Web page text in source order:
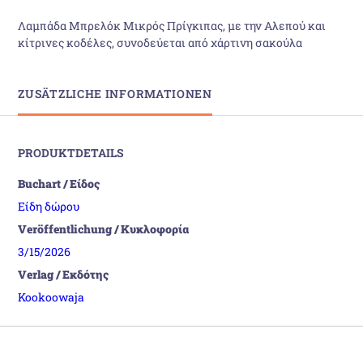
Λαμπάδα Μπρελόκ Μικρός Πρίγκιπας, με την Αλεπού και
κίτρινες κοδέλες, συνοδεύεται από χάρτινη σακούλα
ZUSÄTZLICHE INFORMATIONEN
PRODUKTDETAILS
Buchart / Είδος
Είδη δώρου
Veröffentlichung / Κυκλοφορία
3/15/2026
Verlag / Εκδότης
Kookoowaja